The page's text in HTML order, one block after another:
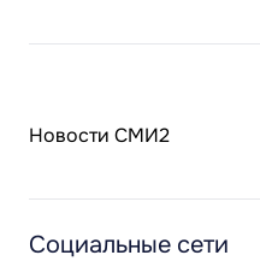
Новости СМИ2
Социальные сети